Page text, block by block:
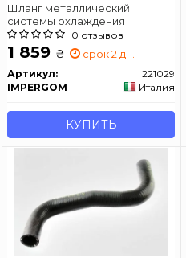
Шланг металлический
системы охлаждения
0 отзывов
1 859 ₴ срок 2 дн.
Артикул:
221029
IMPERGOM
Италия
КУПИТЬ